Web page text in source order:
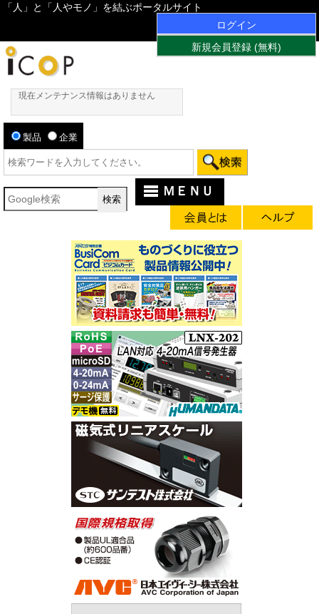
「人」と「人やモノ」を結ぶポータルサイト
ログイン
新規会員登録 (無料)
現在メンテナンス情報はありません
製品 企業
ＭＥＮＵ